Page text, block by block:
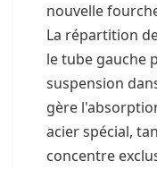
nouvelle
La répartition
le tube gauche
suspension
gère
acier spécial,
concentre